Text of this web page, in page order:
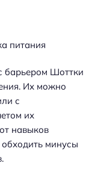
питания
барьером Шоттки
Их можно
с
их
навыков
минусы